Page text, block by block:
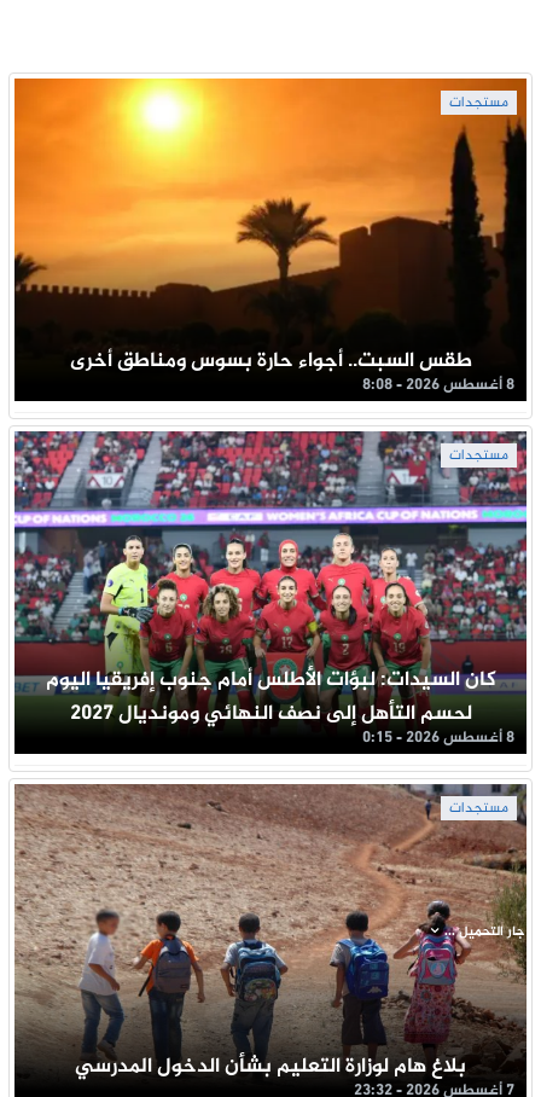
مستجدات
طقس السبت.. أجواء حارة بسوس ومناطق أخرى
8 أغسطس 2026 - 8:08
مستجدات
كان السيدات: لبؤات الأطلس أمام جنوب إفريقيا اليوم
لحسم التأهل إلى نصف النهائي ومونديال 2027
8 أغسطس 2026 - 0:15
مستجدات
بلاغ هام لوزارة التعليم بشأن الدخول المدرسي
7 أغسطس 2026 - 23:32
جار التحميل ...